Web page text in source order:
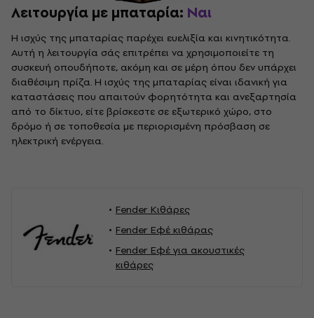
Λειτουργία με μπαταρία: Ναι
Η ισχύς της μπαταρίας παρέχει ευελιξία και κινητικότητα.
Αυτή η λειτουργία σάς επιτρέπει να χρησιμοποιείτε τη
συσκευή οπουδήποτε, ακόμη και σε μέρη όπου δεν υπάρχει
διαθέσιμη πρίζα. Η ισχύς της μπαταρίας είναι ιδανική για
καταστάσεις που απαιτούν φορητότητα και ανεξαρτησία
από το δίκτυο, είτε βρίσκεστε σε εξωτερικό χώρο, στο
δρόμο ή σε τοποθεσία με περιορισμένη πρόσβαση σε
ηλεκτρική ενέργεια.
Fender Κιθάρες
Fender Εφέ κιθάρας
Fender Εφέ για ακουστικές
κιθάρες